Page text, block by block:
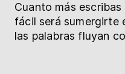
Cuanto más
fácil será sumergirte
las palabras fluyan